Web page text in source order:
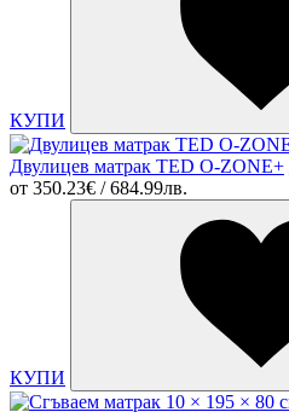
КУПИ
Двулицев матрак TED O-ZONE+
от 350.23€ / 684.99лв.
КУПИ